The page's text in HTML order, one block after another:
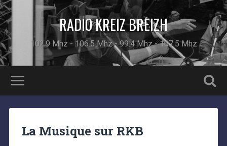
RADIO KREIZ BREIZH
102.9 Mhz - 106.5 Mhz - 99.4 Mhz - 107.5 Mhz
La Musique sur RKB